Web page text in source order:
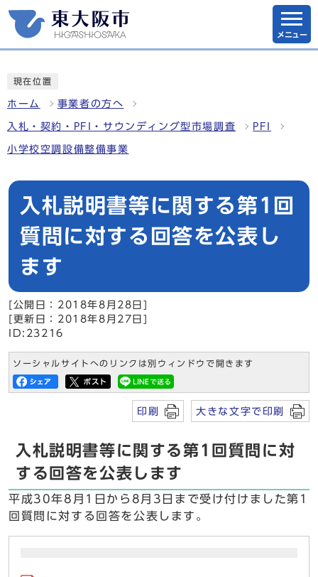
メニュー
現在位置
ホーム 事業者の方へ
入札・契約・PFI・サウンディング型市場調査 PFI
小学校空調設備整備事業
入札説明書等に関する第1回
質問に対する回答を公表し
ます
[公開日：2018年8月28日]
[更新日：2018年8月27日]
ID:23216
ソーシャルサイトへのリンクは別ウィンドウで開きます
印刷 大きな文字で印刷
入札説明書等に関する第1回質問に対
する回答を公表します
平成30年8月1日から8月3日まで受け付けました第1
回質問に対する回答を公表します。